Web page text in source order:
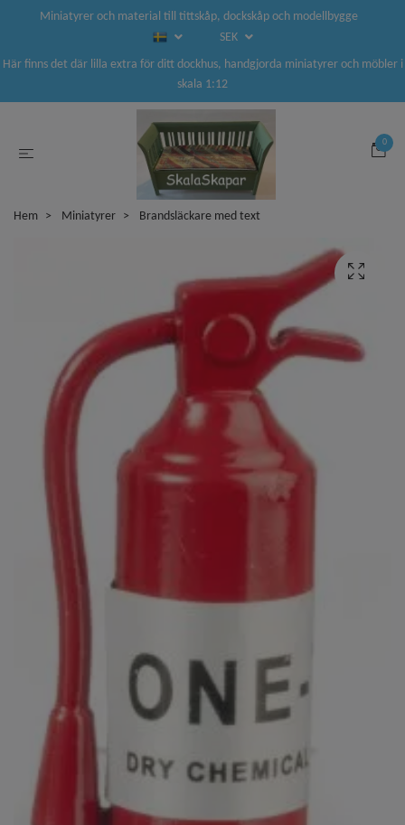
Miniatyrer och material till tittskåp, dockskåp och modellbygge
SEK
Här finns det där lilla extra för ditt dockhus, handgjorda miniatyrer och möbler i
skala 1:12
0
Hem Miniatyrer Brandsläckare med text